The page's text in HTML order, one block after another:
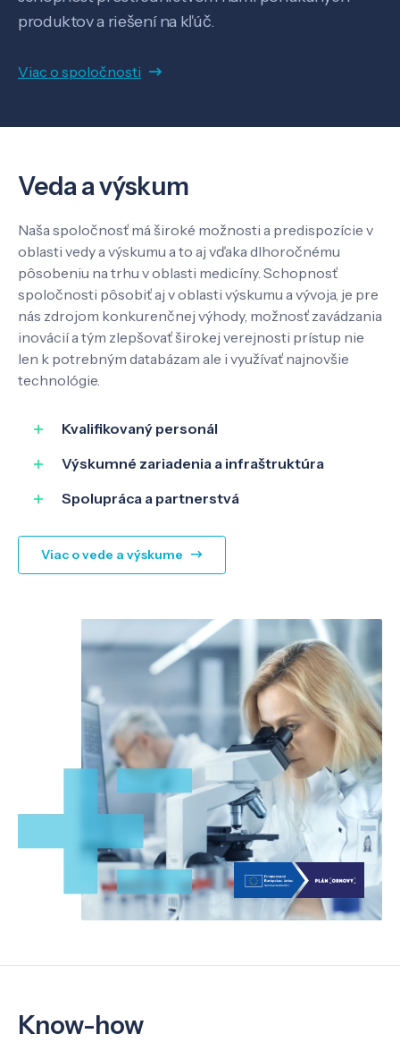
Know-how
Kontakt
produktov a riešení na kľúč.
Viac o spoločnosti
Veda a výskum
Naša spoločnosť má široké možnosti a predispozície v
oblasti vedy a výskumu a to aj vďaka dlhoročnému
pôsobeniu na trhu v oblasti medicíny. Schopnosť
spoločnosti pôsobiť aj v oblasti výskumu a vývoja, je pre
nás zdrojom konkurenčnej výhody, možnosť zavádzania
inovácií a tým zlepšovať širokej verejnosti prístup nie
len k potrebným databázam ale i využívať najnovšie
technológie.
Kvalifikovaný personál
Výskumné zariadenia a infraštruktúra
Spolupráca a partnerstvá
Viac o vede a výskume
Know-how